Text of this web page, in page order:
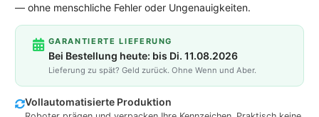
— ohne menschliche Fehler oder Ungenauigkeiten.
GARANTIERTE LIEFERUNG
Bei Bestellung heute: bis Di. 11.08.2026
Lieferung zu spät? Geld zurück. Ohne Wenn und Aber.
Vollautomatisierte Produktion